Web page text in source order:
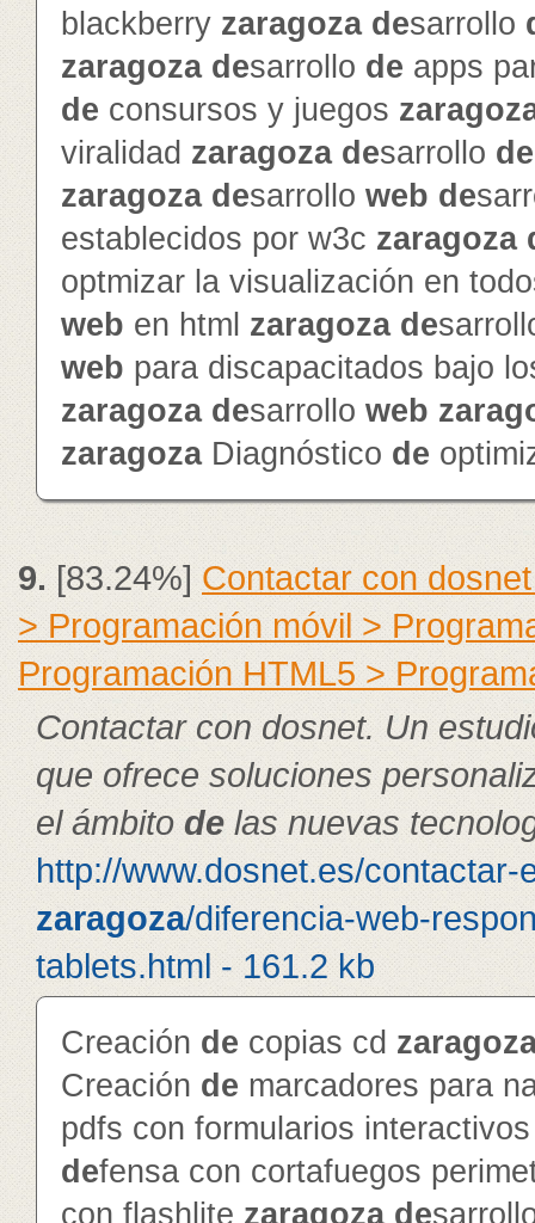
blackberry zaragoza desarrollo
zaragoza desarrollo de apps
de consursos y juegos
viralidad zaragoza desarrollo de
zaragoza desarrollo web de
establecidos por w3c zaragoza
optmizar la visualización en
web en html zaragoza de
web para discapacitados bajo
zaragoza desarrollo web
zaragozaDiagnóstico de
9.[83.24%] Contactar con
> Programación móvil >
Programación HTML5 >
Contactar con dosnet. Un
que ofrece soluciones
el ámbitode las nuevas
http://www.dosnet.es/contactar-
zaragoza/diferencia-web-
tablets.html - 161.2 kb
Creación de copias cd
Creación de marcadores para
pdfs con formularios
defensa con cortafuegos
con flashlite zaragoza de